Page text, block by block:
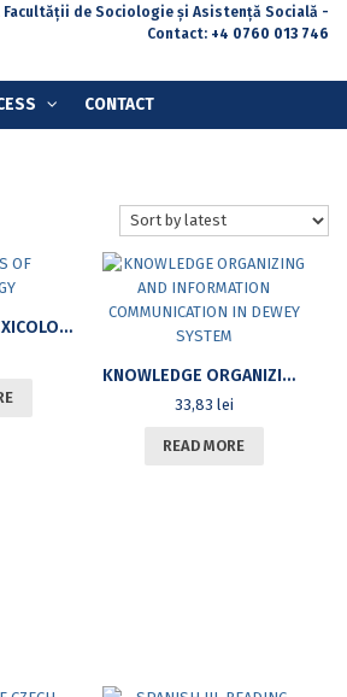
de Sociologie și Asistență Socială -
Contact: +4 0760 013 746
CONTACT
ELEMENTS OF LEXICOLOGY
KNOWLEDGE ORGANIZING AND INFORMATION COMMUNICATION IN DEWEY SYSTEM
33,83 lei
READ MORE